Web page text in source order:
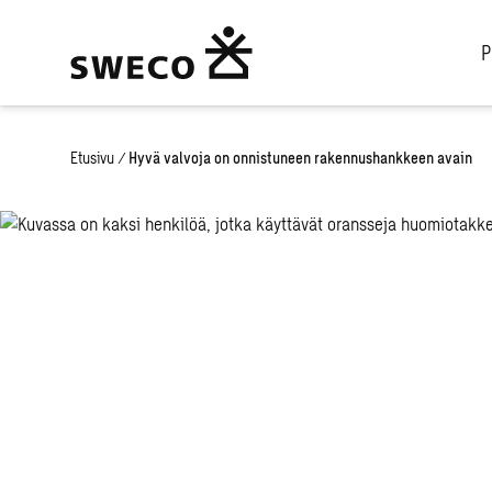
Etusivu / Hyvä valvoja on onnistuneen rakennushankkeen avain